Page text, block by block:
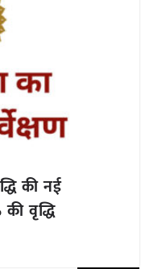
की नई
वृद्धि